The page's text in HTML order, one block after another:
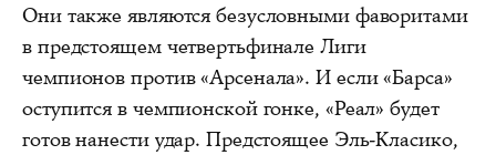
Они также являются безусловными фаворитами
в предстоящем четвертьфинале Лиги
чемпионов против «Арсенала». И если «Барса»
оступится в чемпионской гонке, «Реал» будет
готов нанести удар. Предстоящее Эль-Класико,